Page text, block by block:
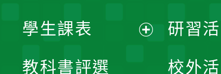
學生課表
教科書評選
研習
校外